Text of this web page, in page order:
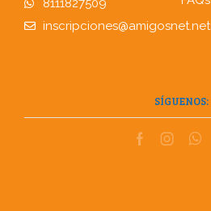
8111827509
inscripciones@amigosnet.net
SÍGUENOS: